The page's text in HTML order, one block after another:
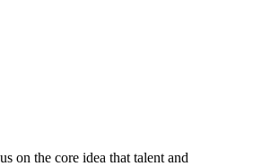
on the core idea that talent and